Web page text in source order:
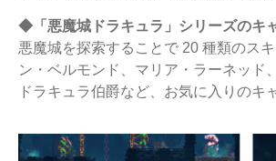
◆「悪魔城ドラキュラ」シリーズのキ
悪魔城を探索することで 20 種類のス
ン・ベルモンド、マリア・ラーネッド
ドラキュラ伯爵など、お気に入りのキ